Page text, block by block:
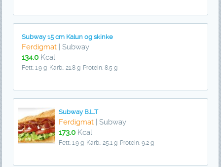
Subway 15 cm Kalun og skinke
Ferdigmat | Subway
134.0 Kcal
Fett: 1.9 g Karb.: 21.8 g Protein: 8.5 g
Subway B.L.T
Ferdigmat | Subway
173.0 Kcal
Fett: 1.9 g Karb.: 25.1 g Protein: 9.2 g